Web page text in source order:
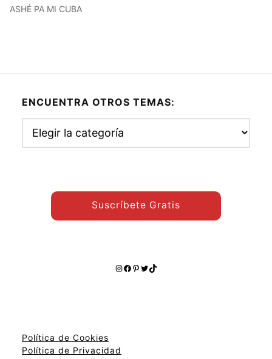
ASHÉ PA MI CUBA
ENCUENTRA OTROS TEMAS:
otros
Suscríbete Gratis
Instagram
Facebook
Pinterest
Twitter
TikTok
Política de Cookies
Política de Privacidad